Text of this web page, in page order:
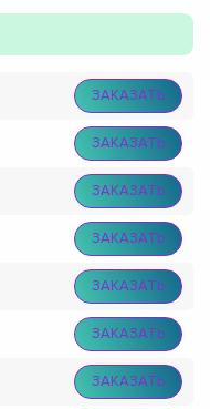
ЗАКАЗАТЬ
ЗАКАЗАТЬ
ЗАКАЗАТЬ
ЗАКАЗАТЬ
ЗАКАЗАТЬ
ЗАКАЗАТЬ
ЗАКАЗАТЬ